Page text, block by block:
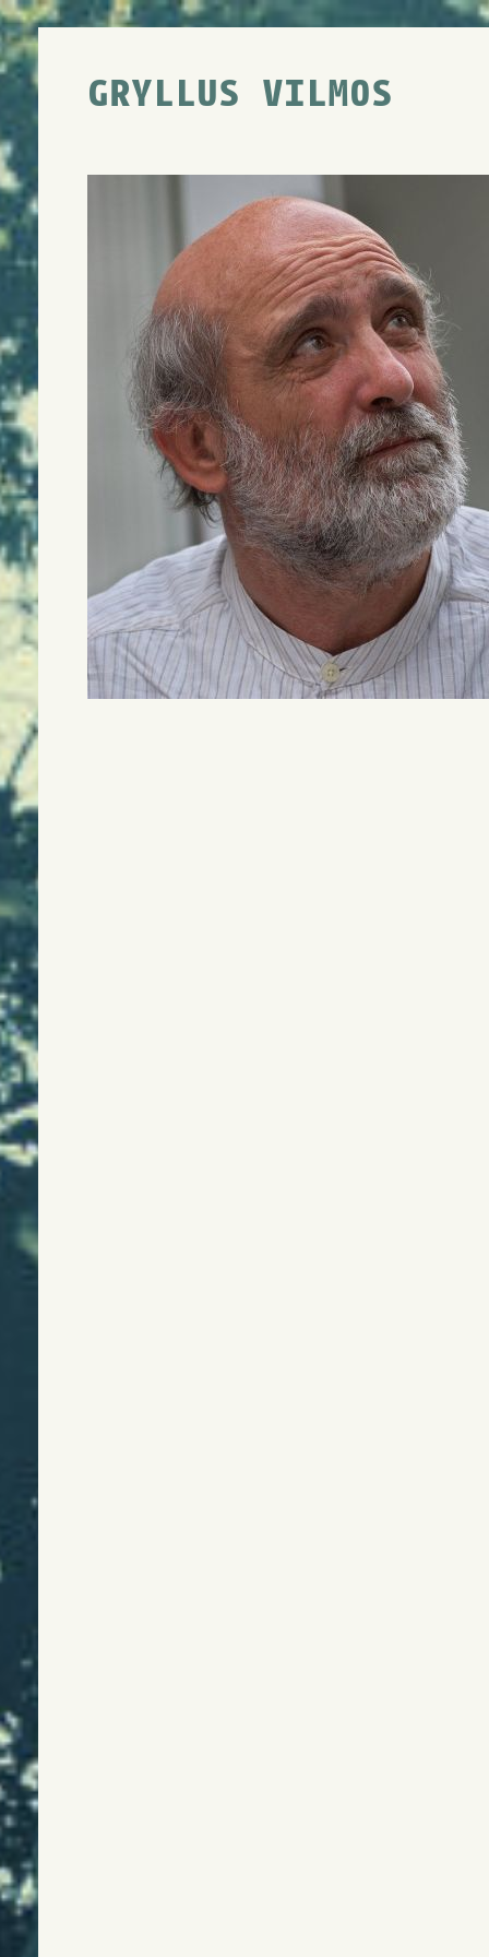
GRYLLUS VILMOS